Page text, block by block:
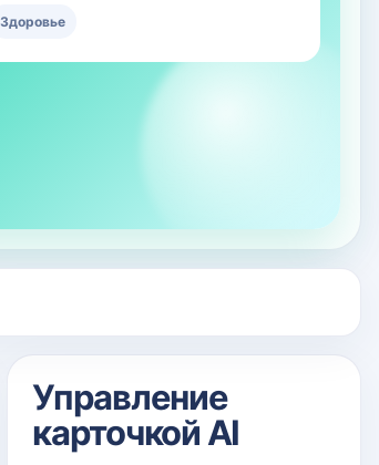
Здоровье
Управление
карточкой AI